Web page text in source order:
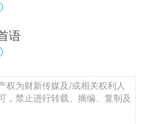
语
权为财新传媒及/或相关权利人
，禁止进行转载、摘编、复制及